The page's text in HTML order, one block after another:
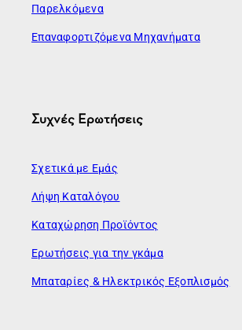
Παρελκόμενα
Επαναφορτιζόμενα Μηχανήματα
Συχνές Ερωτήσεις
Σχετικά με Εμάς
Λήψη Καταλόγου
Καταχώρηση Προϊόντος
Ερωτήσεις για την γκάμα
Μπαταρίες & Ηλεκτρικός Εξοπλισμός